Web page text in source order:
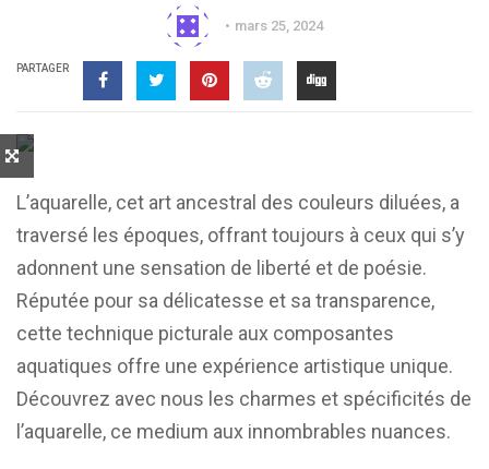
mars 25, 2024
PARTAGER
L’aquarelle, cet art ancestral des couleurs diluées, a
traversé les époques, offrant toujours à ceux qui s’y
adonnent une sensation de liberté et de poésie.
Réputée pour sa délicatesse et sa transparence,
cette technique picturale aux composantes
aquatiques offre une expérience artistique unique.
Découvrez avec nous les charmes et spécificités de
l’aquarelle, ce medium aux innombrables nuances.